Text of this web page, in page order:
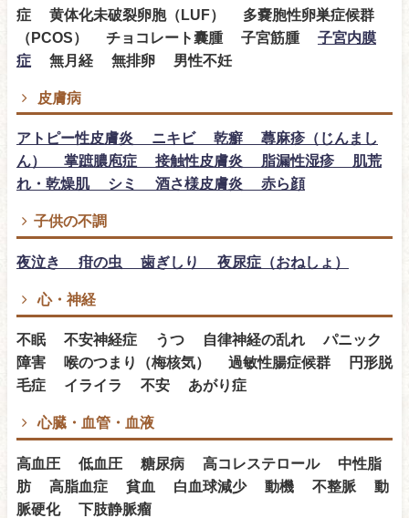
症 黄体化未破裂卵胞（LUF） 多嚢胞性卵巣症候群
（PCOS） チョコレート囊腫 子宮筋腫 子宮内膜
症 無月経 無排卵 男性不妊
皮膚病
アトピー性皮膚炎 ニキビ 乾癬 蕁麻疹（じんまし
ん） 掌蹠膿庖症 接触性皮膚炎 脂漏性湿疹 肌荒
れ・乾燥肌 シミ 酒さ様皮膚炎 赤ら顔
子供の不調
夜泣き 疳の虫 歯ぎしり 夜尿症（おねしょ）
心・神経
不眠 不安神経症 うつ 自律神経の乱れ パニック
障害 喉のつまり（梅核気） 過敏性腸症候群 円形脱
毛症 イライラ 不安 あがり症
心臓・血管・血液
高血圧 低血圧 糖尿病 高コレステロール 中性脂
肪 高脂血症 貧血 白血球減少 動機 不整脈 動
脈硬化 下肢静脈瘤